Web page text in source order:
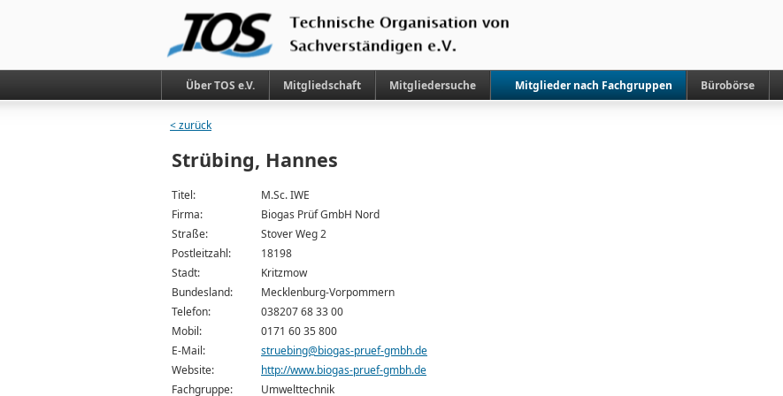
Über TOS e.V. Mitgliedschaft Mitgliedersuche Mitglieder nach Fachgruppen Bürobörse
< zurück
Strübing, Hannes
Titel:
M.Sc. IWE
Firma:
Biogas Prüf GmbH Nord
Straße:
Stover Weg 2
Postleitzahl:
18198
Stadt:
Kritzmow
Bundesland:
Mecklenburg-Vorpommern
Telefon:
038207 68 33 00
Mobil:
0171 60 35 800
E-Mail:
struebing@biogas-pruef-gmbh.de
Website:
http://www.biogas-pruef-gmbh.de
Fachgruppe:
Umwelttechnik